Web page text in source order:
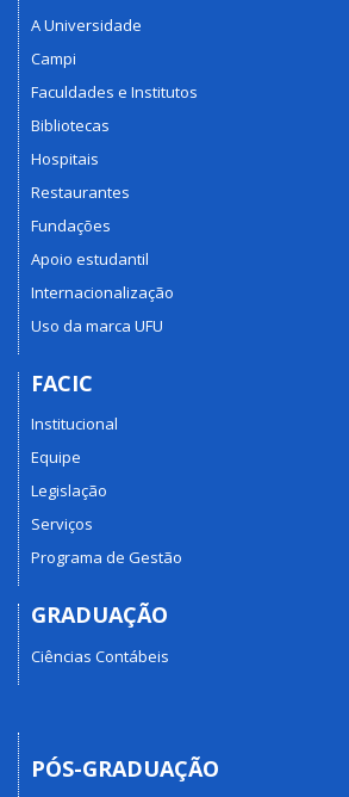
A Universidade
Campi
Faculdades e Institutos
Bibliotecas
Hospitais
Restaurantes
Fundações
Apoio estudantil
Internacionalização
Uso da marca UFU
FACIC
Institucional
Equipe
Legislação
Serviços
Programa de Gestão
GRADUAÇÃO
Ciências Contábeis
PÓS-GRADUAÇÃO